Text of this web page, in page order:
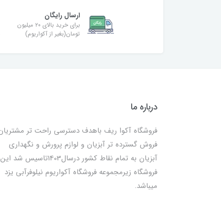
ارسال رایگان
برای خرید بالای ۲۰ میلیون
تومان(بغیر از آکواریوم)
درباره ما
فروشگاه آکوا ریف باهدف دسترسی راحت تر
فروش گسترده تر آبزیان و لوازم پرورش و نگهداری
آبزیان به تمام نقاط کشور درسال1403تاسیس شد این
فروشگاه زیرمجموعه فروشگاه آکواریوم نیلوفرآبی یزد
میباشد.